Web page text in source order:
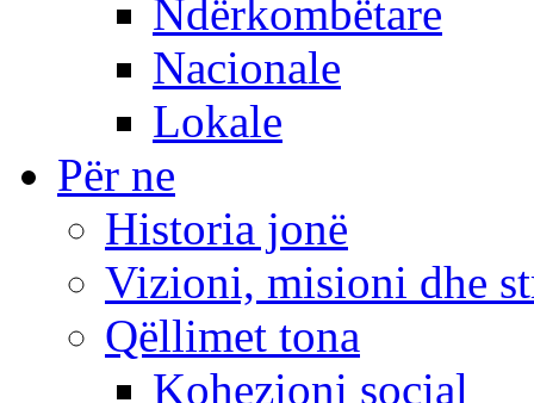
Ndërkombëtare
Nacionale
Lokale
Për ne
Historia jonë
Vizioni, misioni dhe
Qëllimet tona
Kohezioni social